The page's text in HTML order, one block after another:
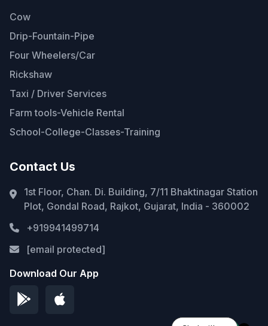
Cow
Drip-Fountain-Pipe
Four Wheelers/Car
Rickshaw
Taxi / Driver Services
Farm tools-Vehicle Rental
School-College-Classes-Training
Contact Us
1st Floor, Chan. Di. Building, 7/11 Bhaktinagar Station
Plot, Gondal Road, Rajkot, Gujarat, India - 360002
+919941499714
[email protected]
Download Our App